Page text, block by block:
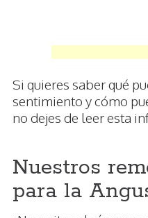
Si quieres saber qué
sentimiento y cómo
no dejes de leer esta
Nuestros
para la